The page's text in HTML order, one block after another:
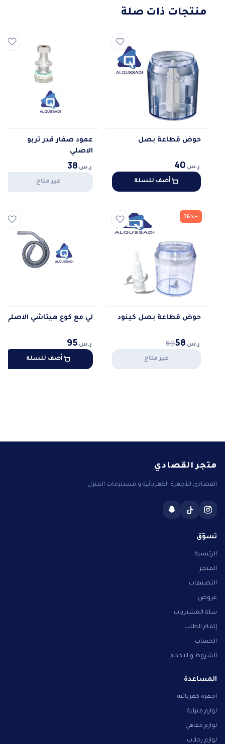
منتجات ذات صلة
حوض قطاعة بصل
ر.س 40
أضف للسلة
عمود صفار قدر تربو
الاصلي
ر.س 38
غير متاح
−16٪
حوض قطاعة بصل كينود
ر.س 58
69
غير متاح
لي مع كوع هيتاشي الاصلي
ر.س 95
أضف للسلة
متجر القصادي
القصادي للأجهزة الكهربائية و مستلزمات المنزل
تسوّق
الرئيسية
المتجر
التصنيفات
عروض
سلة المشتريات
إتمام الطلب
الحساب
الشروط و الاحكام
المساعدة
اجهزة كهربائية
لوازم منزلية
لوازم مقاهي
لوازم رحلات